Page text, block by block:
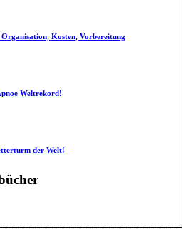
Kosten, Vorbereitung
Weltrekord!
der Welt!